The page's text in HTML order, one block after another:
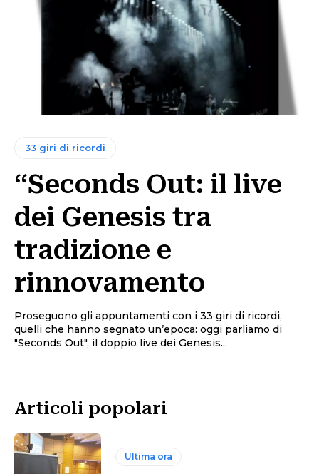
33 giri di ricordi
“Seconds Out: il live
dei Genesis tra
tradizione e
rinnovamento
Proseguono gli appuntamenti con i 33 giri di ricordi,
quelli che hanno segnato un’epoca: oggi parliamo di
"Seconds Out", il doppio live dei Genesis...
Articoli popolari
Ultima ora